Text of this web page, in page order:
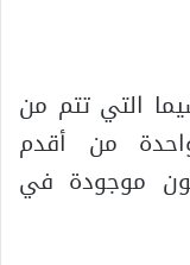
التي تتم من
من أقدم
تكون موجودة في